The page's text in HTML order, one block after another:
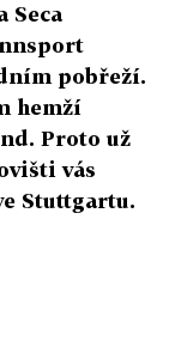
Seca
pobřeží.
hemží
Proto už
vás
Stuttgartu.